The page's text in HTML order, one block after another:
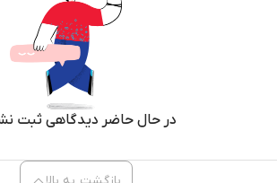
در حال حاضر دیدگاهی ثبت